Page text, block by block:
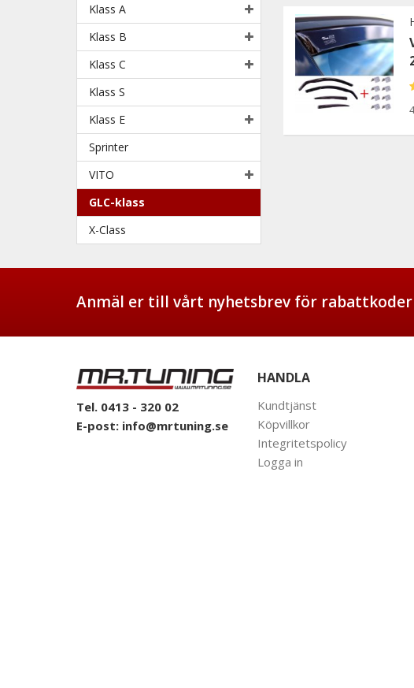
Klass A
Klass B
Klass C
Klass S
Klass E
Sprinter
VITO
GLC-klass
X-Class
Anmäl er till vårt nyhetsbrev för rabattkoder
Tel. 0413 - 320 02
E-post: info@mrtuning.se
HANDLA
Kundtjänst
Köpvillkor
Integritetspolicy
Logga in